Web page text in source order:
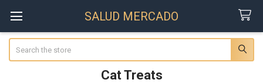
SALUD MERCADO
Cat Treats